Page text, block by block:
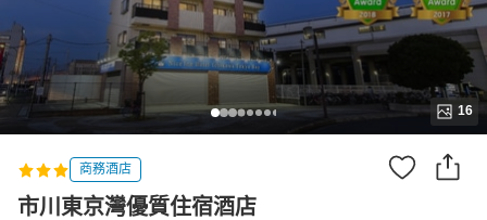
16
商務酒店
市川東京灣優質住宿酒店